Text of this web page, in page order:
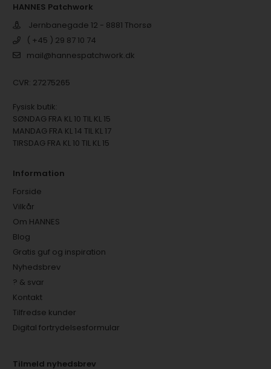
HANNES Patchwork
Jernbanegade 12 - 8881 Thorsø
( +45 ) 29 87 10 74
mail@hannespatchwork.dk
CVR: 27275265
Fysisk butik:
SØNDAG FRA KL 10 TIL KL 15
MANDAG FRA KL 14 TIL KL 17
TIRSDAG FRA KL 10 TIL KL 15
Information
Forside
Vilkår
Om HANNES
Blog
Gratis guf og inspiration
Nyhedsbrev
? & svar
Kontakt
Tilfredse kunder
Digital fortrydelsesformular
Tilmeld nyhedsbrev